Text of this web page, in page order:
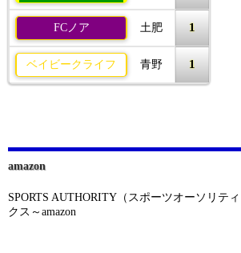
FCノア 土肥 1
ベイビークライフ 青野 1
amazon
SPORTS AUTHORITY（スポーツオーソリテ
クス～amazon